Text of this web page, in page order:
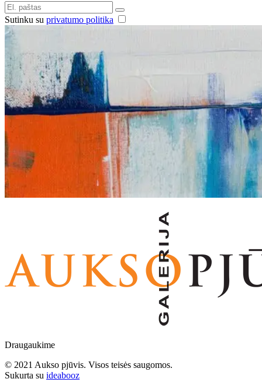
Sutinku su privatumo politika
Draugaukime
© 2021 Aukso pjūvis. Visos teisės saugomos.
Sukurta su ideabooz